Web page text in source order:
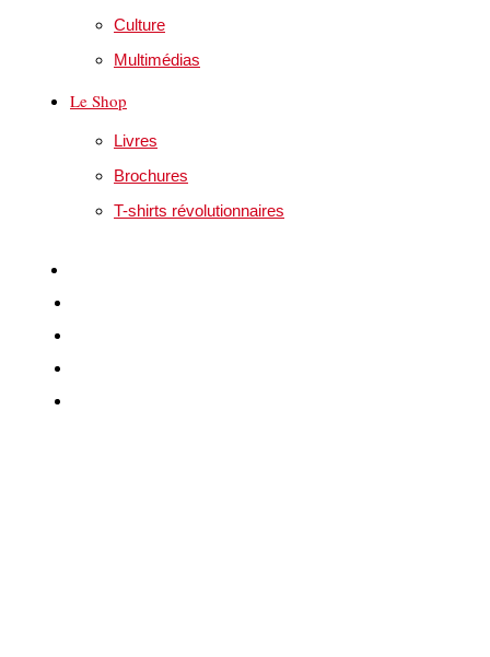
Culture
Multimédias
Le Shop
Livres
Brochures
T-shirts révolutionnaires